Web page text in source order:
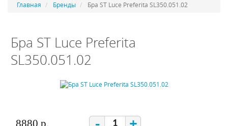
Главная Бренды Бра ST Luce Preferita SL350.051.02
Бра ST Luce Preferita
SL350.051.02
8880 р.